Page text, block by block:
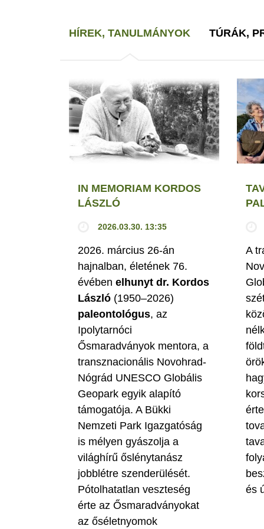
HÍREK, TANULMÁNYOK TÚRÁK,
IN MEMORIAM KORDOS
LÁSZLÓ
2026.03.30. 13:35
2026. március 26-án
hajnalban, életének 76.
évében elhunyt dr. Kordos
László (1950–2026)
paleontológus, az
Ipolytarnóci
Ősmaradványok mentora, a
transznacionális Novohrad-
Nógrád UNESCO Globális
Geopark egyik alapító
támogatója. A Bükki
Nemzeti Park Igazgatóság
is mélyen gyászolja a
világhírű őslénytanász
jobblétre szenderülését.
Pótolhatatlan veszteség
érte az Ősmaradványokat
az őséletnyomok
A
és